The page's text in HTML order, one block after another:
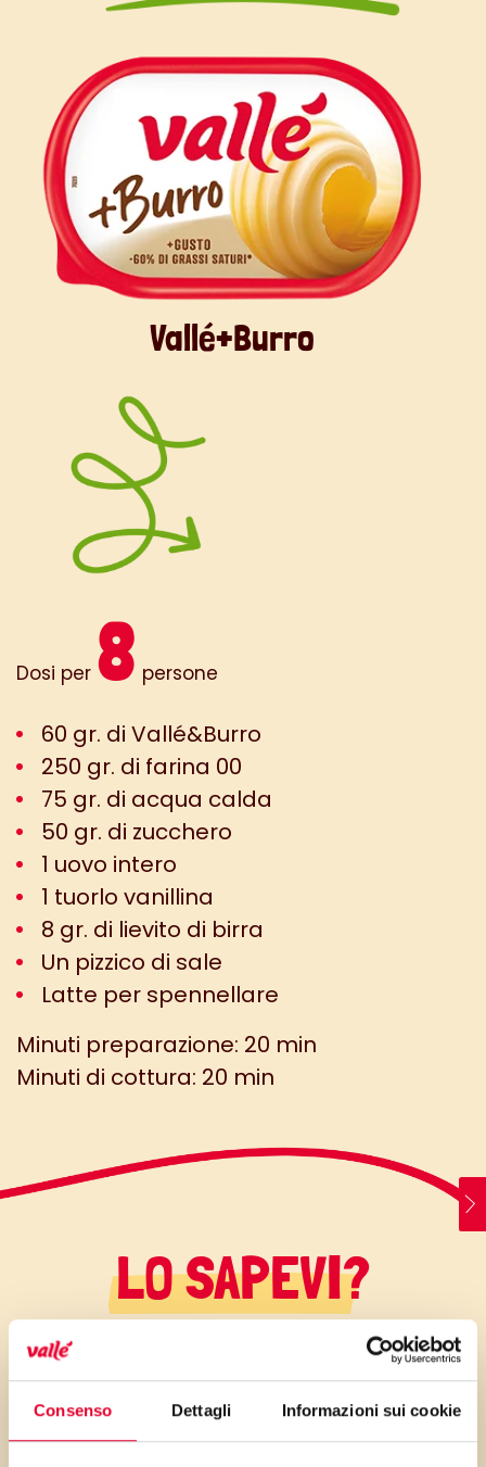
Consenso Dettagli Informazioni sui cookie
Dosi per 8 persone
60 gr. di Vallé&Burro
250 gr. di farina 00
75 gr. di acqua calda
50 gr. di zucchero
1 uovo intero
1 tuorlo vanillina
8 gr. di lievito di birra
Un pizzico di sale
Latte per spennellare
Minuti preparazione: 20 min
Minuti di cottura: 20 min
Vallé+Burro
LO SAPEVI?
Sono le brioches preferite da
mia mamma (un’occasione
speciale per la festa della